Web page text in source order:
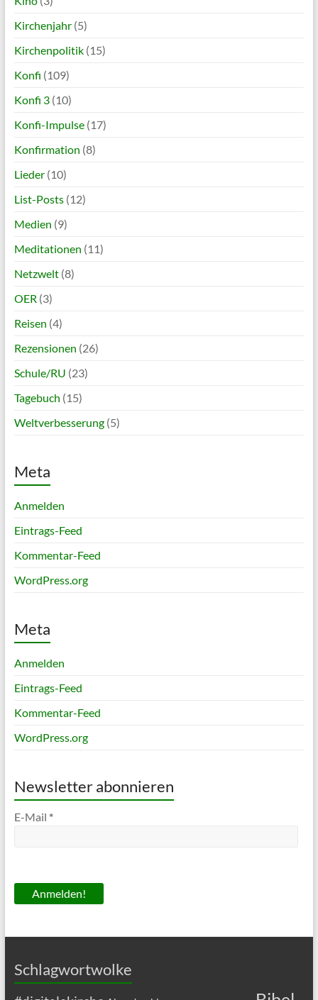
Kirchenjahr(5)
Kirchenpolitik(15)
Konfi (109)
Konfi 3(10)
Konfi-Impulse(17)
Konfirmation (8)
Lieder(10)
List-Posts(12)
Medien (9)
Meditationen (11)
Netzwelt(8)
OER (3)
Reisen (4)
Rezensionen (26)
Schule/RU (23)
Tagebuch (15)
Weltverbesserung(5)
Meta
Anmelden
Eintrags-Feed
Kommentar-Feed
WordPress.org
Meta
Anmelden
Eintrags-Feed
Kommentar-Feed
WordPress.org
Newsletter abonnieren
E-Mail *
Schlagwortwolke